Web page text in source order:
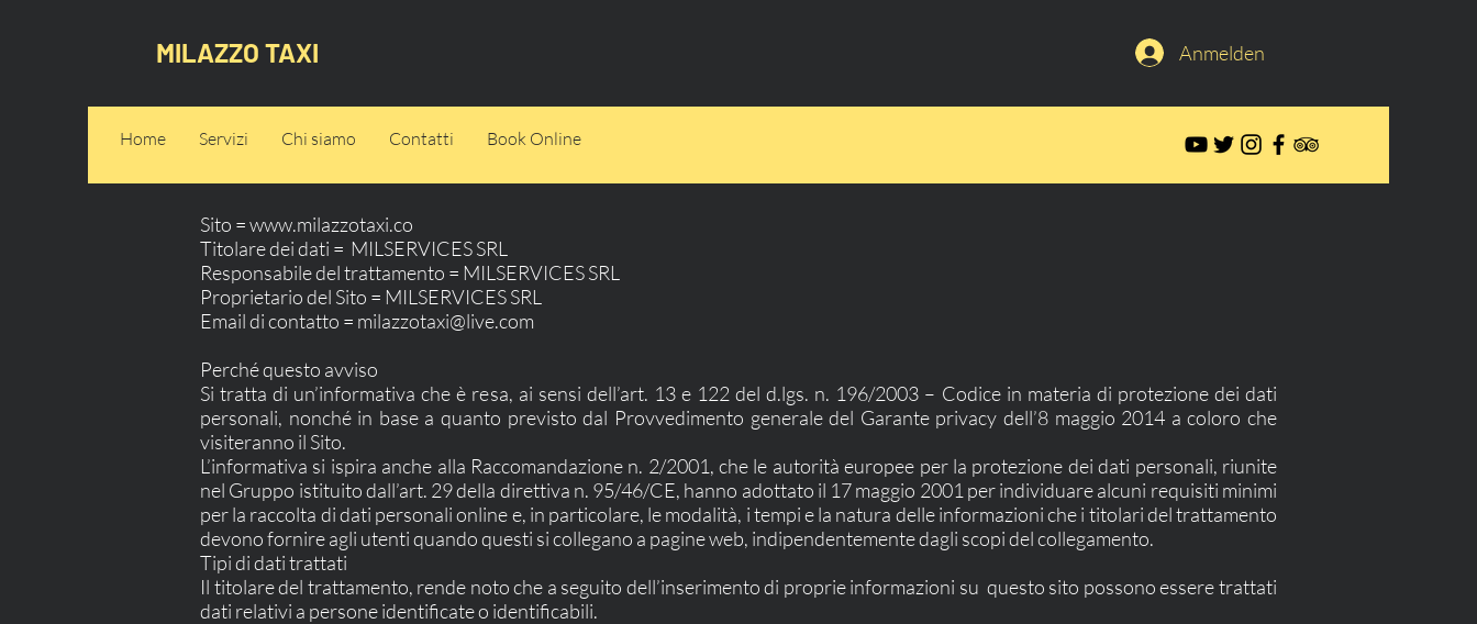
MILAZZO TAXI Anmelden
Home Servizi Chi siamo Contatti Book Online
Sito =www.milazzotaxi.co
Titolare dei dati = MILSERVICES SRL
Responsabile del trattamento = MILSERVICES SRL
Proprietario del Sito = MILSERVICES SRL
Email di contatto = milazzotaxi@live.com
Perché questo avviso
Si tratta di un’informativa che è resa, ai sensi dell’art. 13 e 122 del d.lgs. n. 196/2003 – Codice in materia di protezione dei dati
personali, nonché in base a quanto previsto dal Provvedimento generale del Garante privacy dell’8 maggio 2014 a coloro che
visiteranno il Sito.
L’informativa si ispira anche alla Raccomandazione n. 2/2001, che le autorità europee per la protezione dei dati personali, riunite
nel Gruppo istituito dall’art. 29 della direttiva n. 95/46/CE, hanno adottato il 17 maggio 2001 per individuare alcuni requisiti minimi
per la raccolta di dati personali online e, in particolare, le modalità, i tempi e la natura delle informazioni che i titolari del trattamento
devono fornire agli utenti quando questi si collegano a pagine web, indipendentemente dagli scopi del collegamento.
Tipi di dati trattati
Il titolare del trattamento, rende noto che a seguito dell’inserimento di proprie informazioni su questo sito possono essere trattati
dati relativi a persone identificate o identificabili.